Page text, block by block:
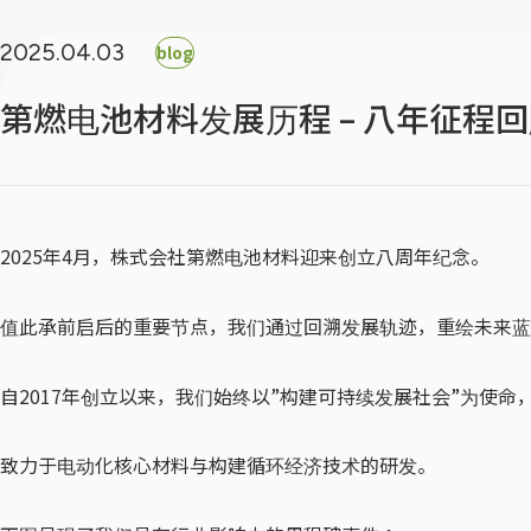
2025.04.03 blog
第燃电池材料发展历程 – 八年征程
2025年4月，株式会社第燃电池材料迎来创立八周年纪念。
值此承前启后的重要节点，我们通过回溯发展轨迹，重绘未来蓝
自2017年创立以来，我们始终以”构建可持续发展社会”为使命，
致力于电动化核心材料与构建循环经济技术的研发。